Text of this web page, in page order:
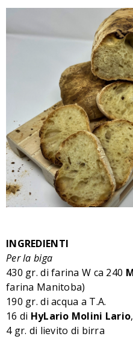
INGREDIENTI
Per la biga
430 gr. di farinaW ca 240
farina Manitoba)
190 gr. di acqua a T.A.
16 di HyLario Molini Lario
4 gr. di lievito di birra